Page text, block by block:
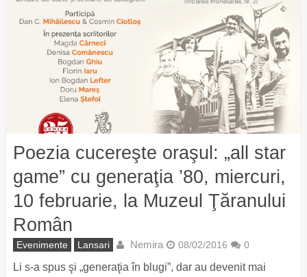
Poezia cucereşte oraşul: „all star
game” cu generaţia ’80, miercuri,
10 februarie, la Muzeul Ţăranului
Român
Evenimente Lansari Nemira 08/02/2016 0
Li s-a spus şi „generaţia în blugi”, dar au devenit mai